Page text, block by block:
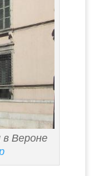
в Вероне